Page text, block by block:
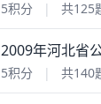
5积分 | 共125
2009年河北省
5积分 | 共140